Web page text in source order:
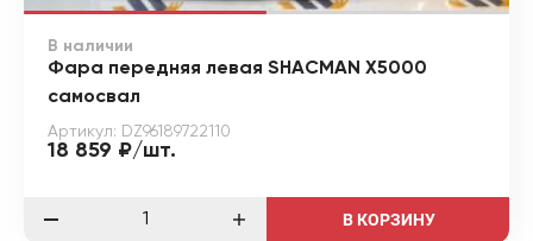
В наличии
Фара передняя левая SHACMAN X5000
самосвал
Артикул: DZ96189722110
18 859 ₽/шт.
В КОРЗИНУ